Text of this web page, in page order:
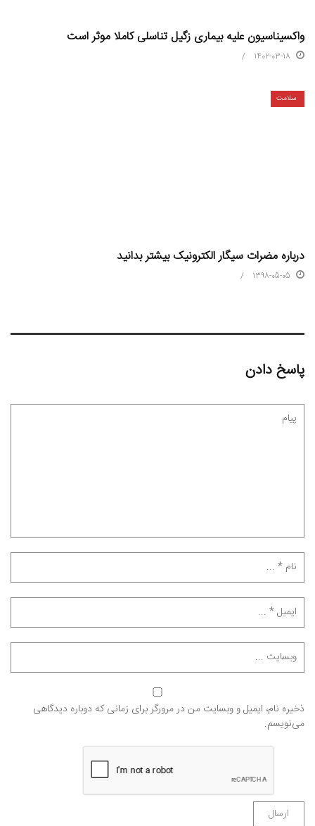
واکسیناسیون علیه بیماری زگیل تناسلی کاملا موثر است
1402-03-18
سلامت
درباره مضرات سیگار الکترونیک بیشتر بدانید
1398-05-05
پاسخ دادن
ذخیره نام، ایمیل و وبسایت من در مرورگر برای زمانی که دوباره دیدگاهی
می‌نویسم.